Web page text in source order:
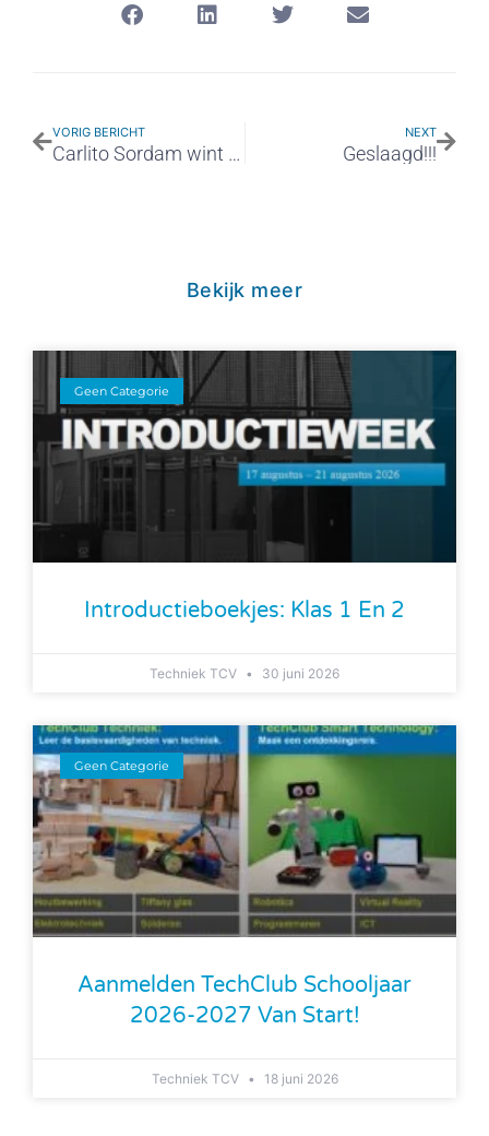
VORIG BERICHT
Carlito Sordam wint Gouden S.T.E.M.
NEXT
Geslaagd!!!
Bekijk meer
Geen Categorie
Introductieboekjes: Klas 1 En 2
Techniek TCV 30 juni 2026
Geen Categorie
Aanmelden TechClub Schooljaar
2026-2027 Van Start!
Techniek TCV 18 juni 2026